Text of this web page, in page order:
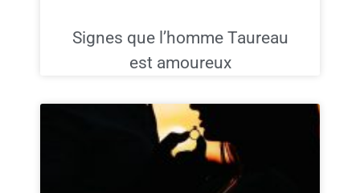
Signes que l’homme Taureau
est amoureux